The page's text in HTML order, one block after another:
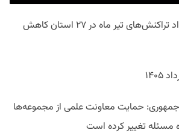
گزارش شاپرک: تعداد تراکنش‌های تیر ماه در ۲۷ استان‌ کاهش
حمایت معاونت علمی از مجموعه‌ها
تغییر کرده است